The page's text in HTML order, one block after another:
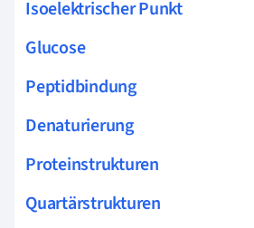
Isoelektrischer Punkt
Glucose
Peptidbindung
Denaturierung
Proteinstrukturen
Quartärstrukturen